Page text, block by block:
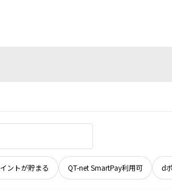
ントが貯まる QT-net SmartPay利用可 d